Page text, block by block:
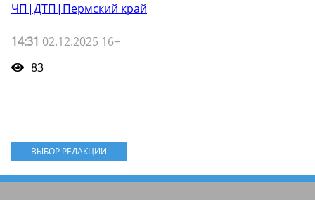
ЧП|ДТП|Пермский край
14:31 02.12.2025 16+
83
ВЫБОР РЕДАКЦИИ